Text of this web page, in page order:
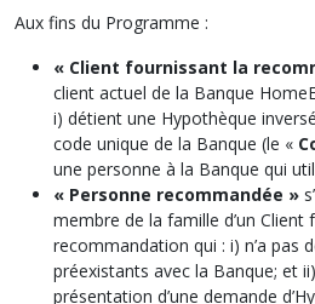
Aux fins du Programme :
« Client fournissant la
client actuel de la Banque
i) détient une Hypothèque
code unique de la Banque (le «
une personne à la Banque qui
« Personne recommandée »
membre de la famille d’un Client
recommandation qui : i) n’a pas
préexistants avec la Banque; et
présentation d’une demande